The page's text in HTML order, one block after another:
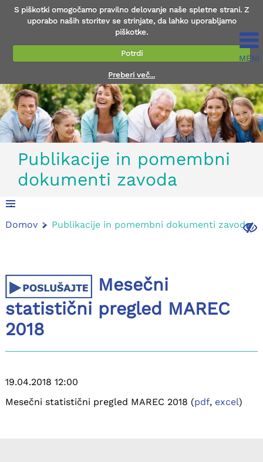
S piškotki omogočamo pravilno delovanje naše spletne strani. Z
uporabo naših storitev se strinjate, da lahko uporabljamo
piškotke.
Potrdi
Preberi več...
MENI
Publikacije in pomembni
dokumenti zavoda
.
.
Domov Publikacije in pomembni dokumenti zavoda
Mesečni
statistični pregled MAREC
2018
19.04.2018 12:00
Mesečni statistični pregled MAREC 2018 (pdf, excel)